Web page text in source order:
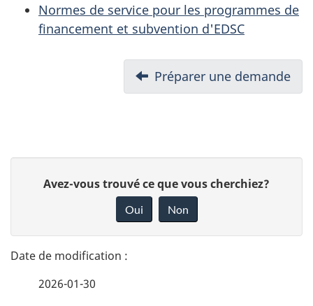
Normes de service pour les programmes de
financement et subvention d'EDSC
u
n
Précédent :
Préparer une demande
t
a
n
Avez-vous trouvé ce que vous cherchiez?
Oui Non
2026-01-30